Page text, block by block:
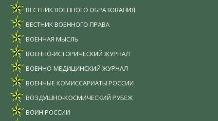
ВЕСТНИК ВОЕННОГО ОБРАЗОВАНИЯ
ВЕСТНИК ВОЕННОГО ПРАВА
ВОЕННАЯ МЫСЛЬ
ВОЕННО-ИСТОРИЧЕСКИЙ ЖУРНАЛ
ВОЕННО-МЕДИЦИНСКИЙ ЖУРНАЛ
ВОЕННЫЕ КОМИССАРИАТЫ РОССИИ
ВОЗДУШНО-КОСМИЧЕСКИЙ РУБЕЖ
ВОИН РОССИИ